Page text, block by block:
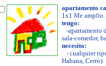
apartamento
1x1 Me amplio.
tengo:
-apartamento
sala-comedor,
necesito:
- cualquier
Habana, Cerro)